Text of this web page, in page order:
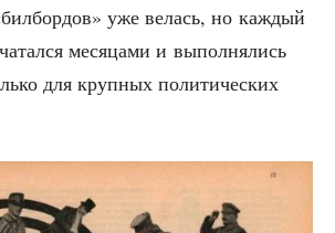
уже велась, но каж­дый
меся­ца­ми и выпол­ня­лись
для круп­ных поли­ти­че­ских